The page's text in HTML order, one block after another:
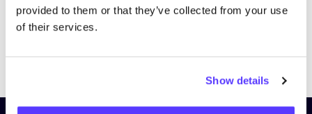
provided to them or that they’ve collected from your use
of their services.
Show details